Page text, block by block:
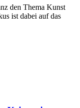
den Thema Kunst
ist dabei auf das